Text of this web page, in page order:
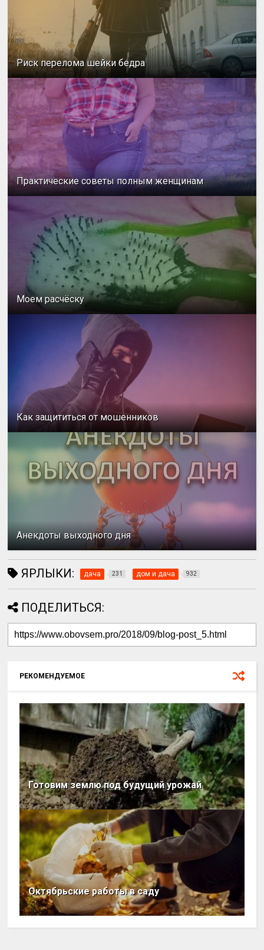
Риск перелома шейки бедра
Практические советы полным женщинам
Моем расчёску
Как защититься от мошенников
Анекдоты выходного дня
ЯРЛЫКИ: дача 231 дом и дача 932
ПОДЕЛИТЬСЯ:
РЕКОМЕНДУЕМОЕ
Готовим землю под будущий урожай
Октябрьские работы в саду